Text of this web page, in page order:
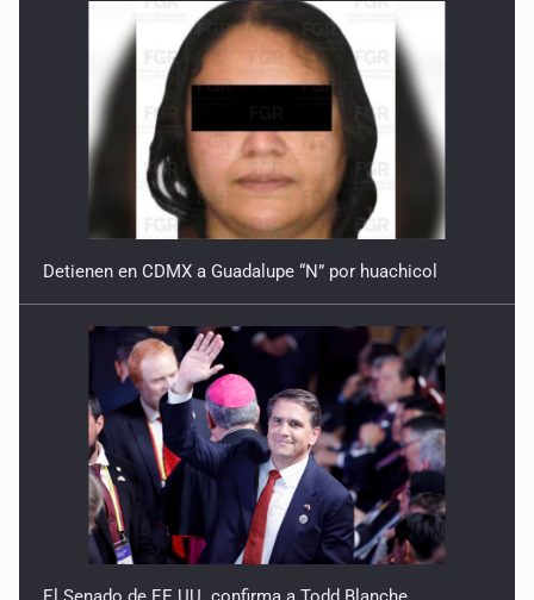
Detienen a conductor por amenazar con arma tras
incidente vial
9 de Julio de 2026
Reactivarán contraflujo en López Mateos Sur a partir del
9 de Julio de 2026
Y no se enoje con el FBI
9 de Julio de 2026
Lo que quedó del mundial
8 de Julio de 2026
Hombre es investigado por ser autor intelectual del
feminicidio de su madre
7 de Julio de 2026
Detienen en CDMX a Guadalupe “N” por huachicol
El Senado de EE.UU. confirma a Todd Blanche,